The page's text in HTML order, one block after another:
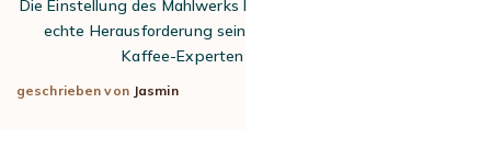
Die Einstellung des Mahlwerks Ihrer Kaffeemaschine kann eine
echte Herausforderung sein, wenn Sie gerade erst zum
Kaffee-Experten werden! Ist das…
geschrieben von Jasmin